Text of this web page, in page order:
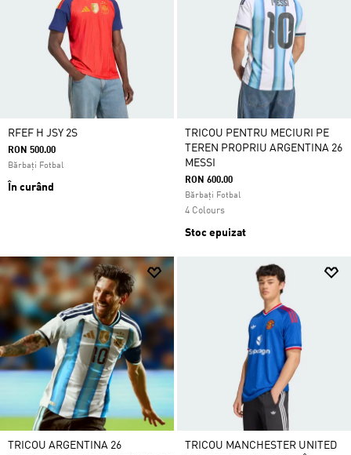
RFEF H JSY 2S
RON 500.00
Bărbați Fotbal
În curând
TRICOU PENTRU MECIURI PE
TEREN PROPRIU ARGENTINA 26
MESSI
RON 600.00
Bărbați Fotbal
4 Colours
Stoc epuizat
TRICOU ARGENTINA 26
TRICOU MANCHESTER UNITED